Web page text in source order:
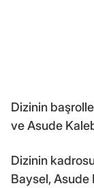
Dizinin
ve Asude
Dizinin
Baysel, Asude